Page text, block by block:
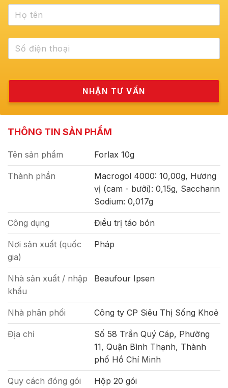
THÔNG TIN SẢN PHẨM
Tên sản phẩm Forlax 10g
Thành phần
Macrogol 4000: 10,00g, Hương
vị (cam - bưởi): 0,15g, Saccharin
Sodium: 0,017g
Công dụng Điều trị táo bón
Nơi sản xuất (quốc
gia)
Pháp
Nhà sản xuất / nhập
khẩu
Beaufour Ipsen
Nhà phân phối Công ty CP Siêu Thị Sống Khoẻ
Địa chỉ
Số 58 Trần Quý Cáp, Phường
11, Quận Bình Thạnh, Thành
phố Hồ Chí Minh
Quy cách đóng gói Hộp 20 gói